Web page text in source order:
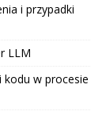
i przypadki
LLM
w procesie